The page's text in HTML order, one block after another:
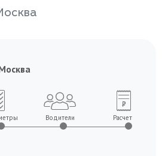
Водители Расчет